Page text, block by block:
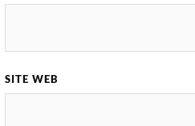
SITE WEB